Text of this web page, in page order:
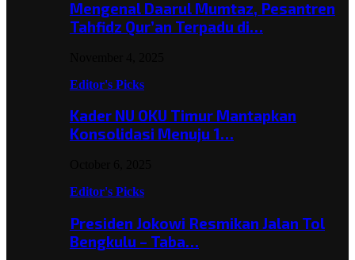
Mengenal Daarul Mumtaz, Pesantren
Tahfidz Qur’an Terpadu di…
Editor's Picks
Kader NU OKU Timur Mantapkan
Konsolidasi Menuju 1…
Editor's Picks
Presiden Jokowi Resmikan Jalan Tol
Bengkulu – Taba…